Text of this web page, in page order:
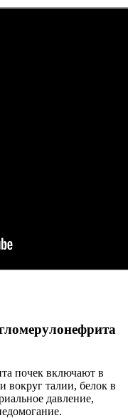
почек включают в
вокруг талии, белок в
давление,